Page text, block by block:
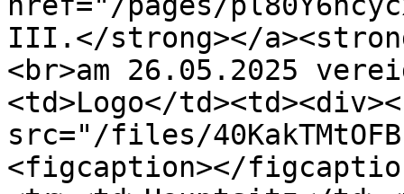
III.</strong></
<br>am 26.05.2025
<td>Logo</
src="/files/
<figcaption></